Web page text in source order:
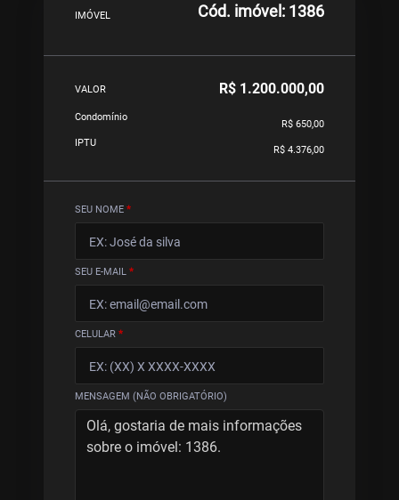
IMÓVEL Cód. imóvel: 1386
VALOR R$ 1.200.000,00
Condomínio
R$ 650,00
IPTU
R$ 4.376,00
SEU NOME *
SEU E-MAIL *
CELULAR *
MENSAGEM (NÃO OBRIGATÓRIO)